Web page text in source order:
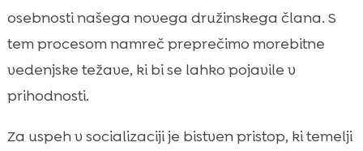
osebnosti našega novega družinskega člana. S
tem procesom namreč preprečimo morebitne
vedenjske težave, ki bi se lahko pojavile v
prihodnosti.
Za uspeh v socializaciji je bistven pristop, ki temelji